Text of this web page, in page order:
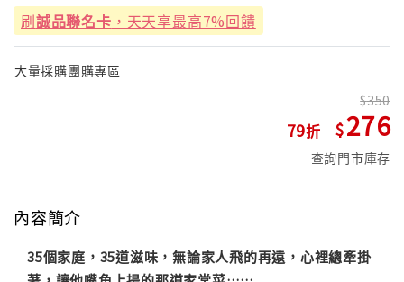
刷誠品聯名卡 ，天天享最高7%回饋
大量採購團購專區
79
350
276
查詢門市庫存
內容簡介
35個家庭，35道滋味，無論家人飛的再遠，心裡總牽掛